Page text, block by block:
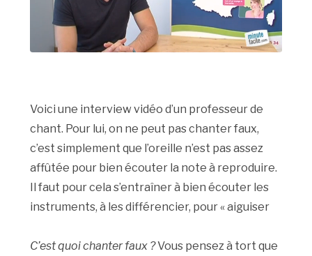
Voici une interview vidéo d’un professeur de
chant. Pour lui, on ne peut pas chanter faux,
c’est simplement que l’oreille n’est pas assez
affûtée pour bien écouter la note à reproduire.
Il faut pour cela s’entraîner à bien écouter les
instruments, à les différencier, pour « aiguiser
C’est quoi chanter faux ?Vous pensez à tort que